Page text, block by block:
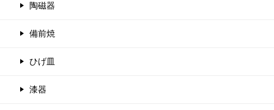
陶磁器
備前焼
ひげ皿
漆器